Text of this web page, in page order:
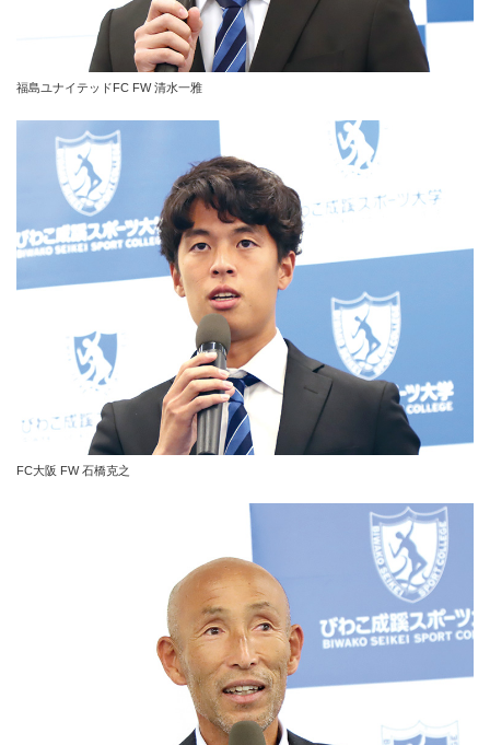
福島ユナイテッドFC FW 清水一雅
FC大阪 FW 石橋克之